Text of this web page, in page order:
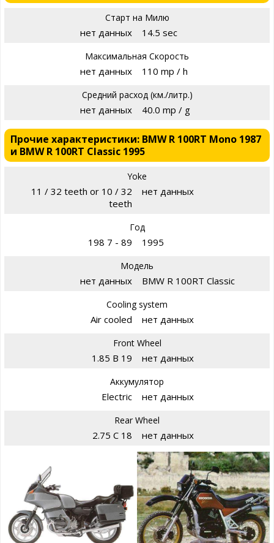
Старт на Милю
нет данных 14.5 sec
Максимальная Скорость
нет данных 110 mp / h
Средний расход (км./литр.)
нет данных 40.0 mp / g
Прочие характеристики: BMW R 100RT Mono 1987
и BMW R 100RT Classic 1995
Yoke
11 / 32 teeth or 10 / 32
teeth
нет данных
Год
198 7 - 89 1995
Модель
нет данных BMW R 100RT Classic
Cooling system
Air cooled нет данных
Front Wheel
1.85 B 19 нет данных
Аккумулятор
Electric нет данных
Rear Wheel
2.75 C 18 нет данных